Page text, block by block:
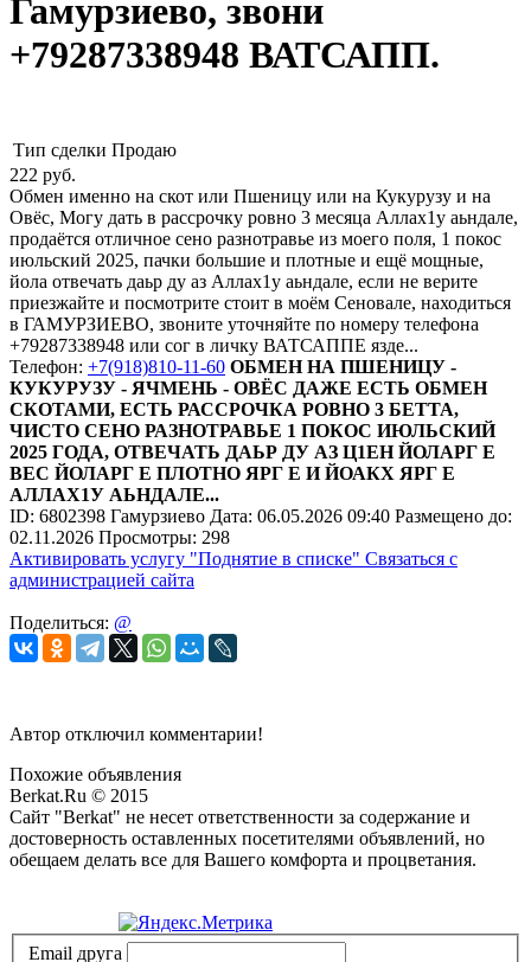
Гамурзиево, звони
+79287338948 ВАТСАПП.
Тип сделки Продаю
222 руб.
Обмен именно на скот или Пшеницу или на Кукурузу и на
Овёс, Могу дать в рассрочку ровно 3 месяца Аллах1у аьндале,
продаётся отличное сено разнотравье из моего поля, 1 покос
июльский 2025, пачки большие и плотные и ещё мощные,
йола отвечать даьр ду аз Аллах1у аьндале, если не верите
приезжайте и посмотрите стоит в моём Сеновале, находиться
в ГАМУРЗИЕВО, звоните уточняйте по номеру телефона
+79287338948 или сог в личку ВАТСАППЕ язде...
Телефон: +7(918)810-11-60 ОБМЕН НА ПШЕНИЦУ -
КУКУРУЗУ - ЯЧМЕНЬ - ОВЁС ДАЖЕ ЕСТЬ ОБМЕН
СКОТАМИ, ЕСТЬ РАССРОЧКА РОВНО 3 БЕТТА,
ЧИСТО СЕНО РАЗНОТРАВЬЕ 1 ПОКОС ИЮЛЬСКИЙ
2025 ГОДА, ОТВЕЧАТЬ ДАЬР ДУ АЗ Ц1ЕН ЙОЛАРГ Е
ВЕС ЙОЛАРГ Е ПЛОТНО ЯРГ Е И ЙОАКХ ЯРГ Е
АЛЛАХ1У АЬНДАЛЕ...
ID: 6802398 Гамурзиево Дата: 06.05.2026 09:40 Размещено до:
02.11.2026 Просмотры: 298
Активировать услугу "Поднятие в списке" Связаться с
администрацией сайта
Поделиться: @
Автор отключил комментарии!
Похожие объявления
Berkat.Ru © 2015
Сайт "Berkat" не несет ответственности за содержание и
достоверность оставленных посетителями объявлений, но
обещаем делать все для Вашего комфорта и процветания.
Email друга